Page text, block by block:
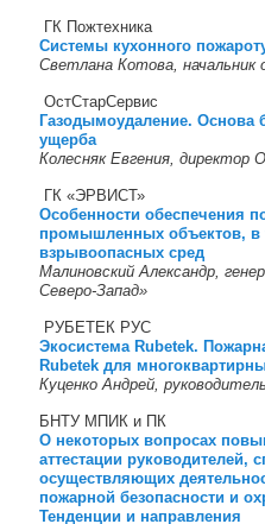
ГК Пожтехника
Системы кухонного
Светлана Котова, начальник
ОстСтарСервис
Газодымоудаление. Основа
ущерба
Колесняк Евгения,
ГК «ЭРВИСТ»
Особенности обеспечения
промышленных объектов, в
взрывоопасных сред
Малиновский Александр,
Северо-Запад»
РУБЕТЕК РУС
Экосистема Rubetek.
Rubetek для
Куценко Андрей,
БНТУ МПИК и ПК
О некоторых вопросах
аттестации руководителей,
осуществляющих
пожарной безопасности и
Тенденции и направления